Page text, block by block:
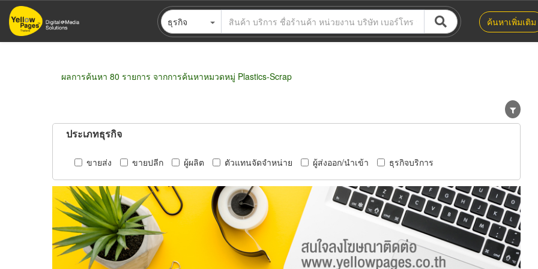
ข้าม
ไป
ธุรกิจ ค้นหาเพิ่มเติม
ผลการค้นหา 80 รายการ จากการค้นหาหมวดหมู่ Plastics-Scrap
ประเภทธุรกิจ
ขายส่ง ขายปลีก ผู้ผลิต ตัวแทนจัดจำหน่าย ผู้ส่งออก/นำเข้า ธุรกิจบริการ